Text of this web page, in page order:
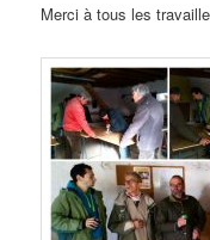
Merci à tous les